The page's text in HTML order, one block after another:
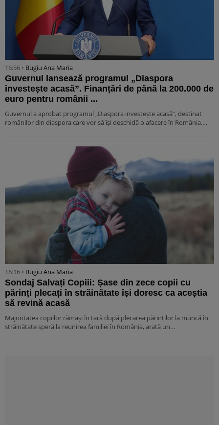
16:56 • Bugiu ⁠Ana Maria
Guvernul lansează programul „Diaspora
investește acasă”. Finanțări de până la 200.000 de
euro pentru românii ...
Guvernul a aprobat programul „Diaspora investește acasă”, destinat
românilor din diaspora care vor să își deschidă o afacere în România.…
16:16 • Bugiu ⁠Ana Maria
Sondaj Salvați Copiii: Șase din zece copii cu
părinți plecați în străinătate își doresc ca aceștia
să revină acasă
Majoritatea copiilor rămași în țară după plecarea părinților la muncă în
străinătate speră la reunirea familiei în România, arată un…